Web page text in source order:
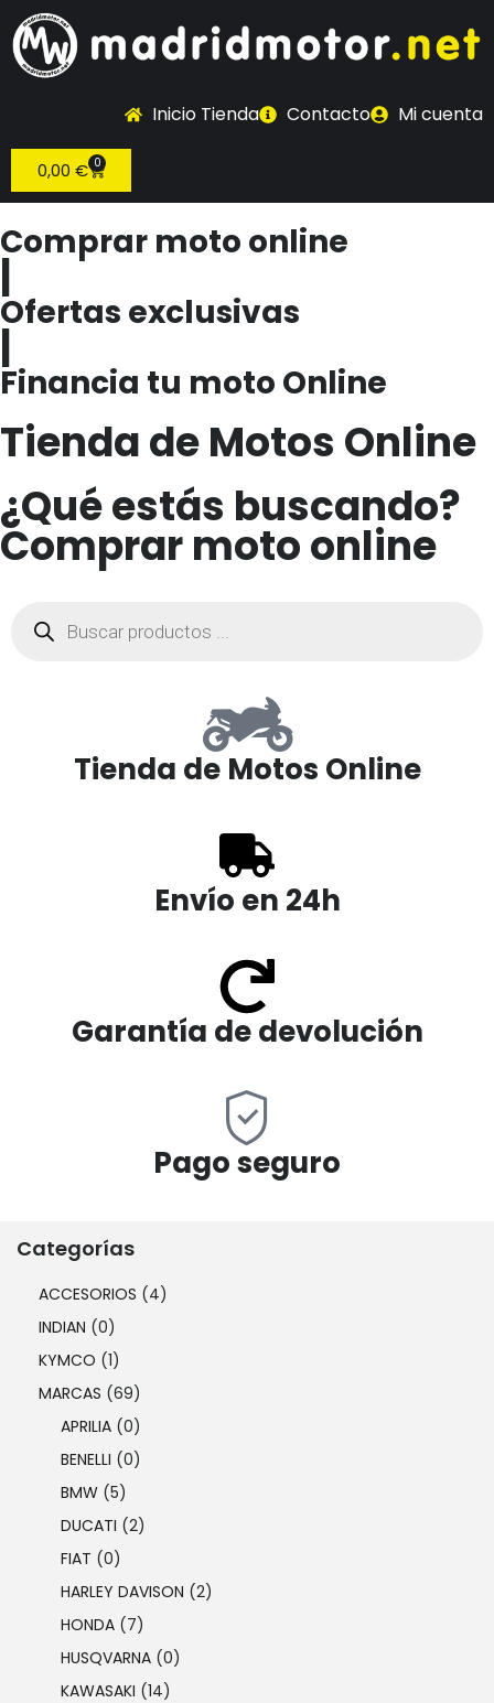
Inicio Tienda Contacto Mi cuenta
0,00 € 0
Comprar moto online
|
Ofertas exclusivas
|
Financia tu moto Online
Tienda de Motos Online
¿Qué estás buscando?
Comprar moto online
Tienda de Motos Online
Envío en 24h
Garantía de devolución
Pago seguro
Categorías
ACCESORIOS (4)
INDIAN (0)
KYMCO (1)
MARCAS (69)
APRILIA (0)
BENELLI (0)
BMW (5)
DUCATI (2)
FIAT (0)
HARLEY DAVISON (2)
HONDA (7)
HUSQVARNA (0)
KAWASAKI (14)